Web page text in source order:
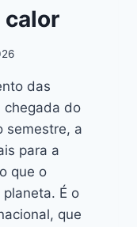
calor
das
chegada do
semestre, a
para a
que o
É o
que